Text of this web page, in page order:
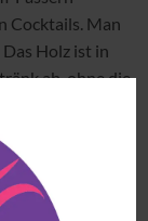
Cocktails. Man
Holz ist in
ab, ohne die
und ein leichter